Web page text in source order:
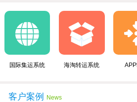
朗信集运系统手机端快速下单
朗信集运系统与广州飞通物流
黄金8月，朗信再次签约多家
国际集运系统 海淘转运系统
客户案例 News